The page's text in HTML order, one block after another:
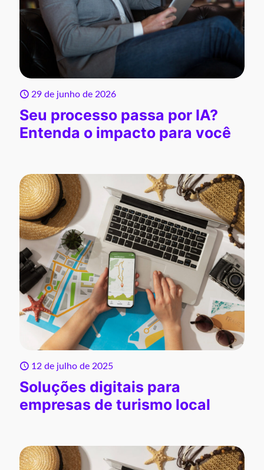
29 de junho de 2026
Seu processo passa por IA?
Entenda o impacto para você
12 de julho de 2025
Soluções digitais para
empresas de turismo local